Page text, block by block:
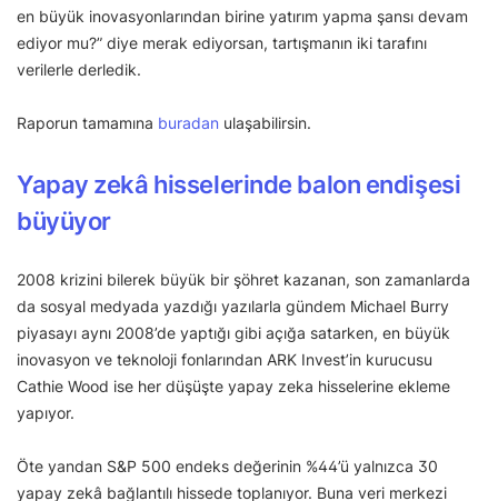
en büyük inovasyonlarından birine yatırım yapma şansı devam
ediyor mu?” diye merak ediyorsan, tartışmanın iki tarafını
verilerle derledik.
Raporun tamamına buradan ulaşabilirsin.
Yapay zekâ hisselerinde balon endişesi
büyüyor
2008 krizini bilerek büyük bir şöhret kazanan, son zamanlarda
da sosyal medyada yazdığı yazılarla gündem Michael Burry
piyasayı aynı 2008’de yaptığı gibi açığa satarken, en büyük
inovasyon ve teknoloji fonlarından ARK Invest’in kurucusu
Cathie Wood ise her düşüşte yapay zeka hisselerine ekleme
yapıyor.
Öte yandan S&P 500 endeks değerinin %44’ü yalnızca 30
yapay zekâ bağlantılı hissede toplanıyor. Buna veri merkezi